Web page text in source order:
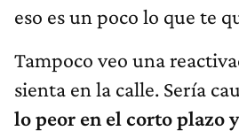
eso es un poco lo que te
Tampoco veo una
sienta en la calle. Sería
lo peor en el corto plazo